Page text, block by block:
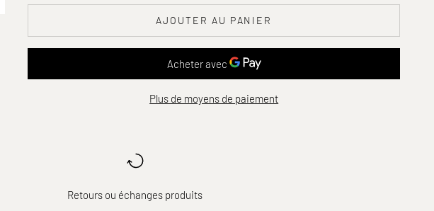
AJOUTER AU PANIER
Plus de moyens de paiement
Retours ou échanges produits